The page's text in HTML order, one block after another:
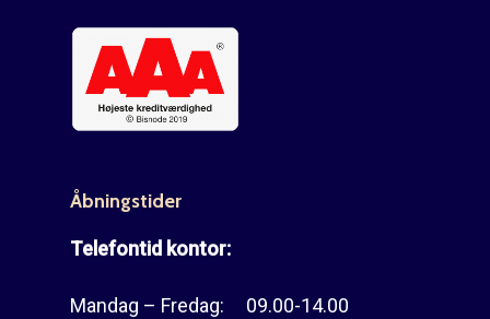
Åbningstider
Telefontid kontor:
Mandag – Fredag: 09.00-14.00